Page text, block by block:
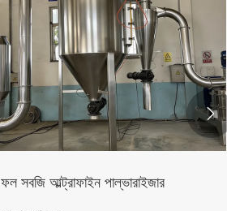
সামুদ্রিক শসা ফিড আল্ট্রাফাইন পাল্ভারাইজার
